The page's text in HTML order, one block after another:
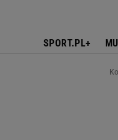
SPORT.PL+